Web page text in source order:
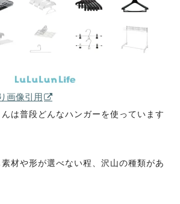
画像引用
は普段どんなハンガーを使っています
材や形が選べない程、沢山の種類があ